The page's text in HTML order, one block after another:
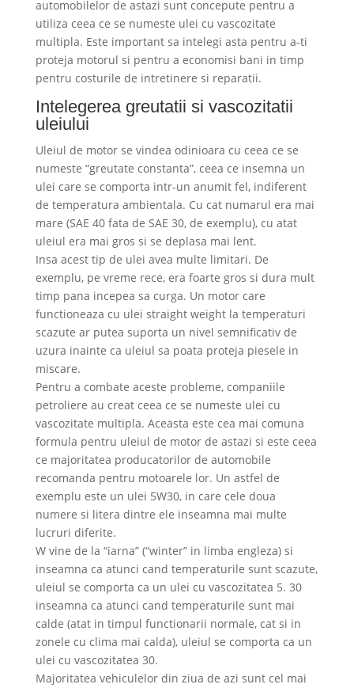
automobilelor de astazi sunt concepute pentru a
utiliza ceea ce se numeste ulei cu vascozitate
multipla. Este important sa intelegi asta pentru a-ti
proteja motorul si pentru a economisi bani in timp
pentru costurile de intretinere si reparatii.
Intelegerea greutatii si vascozitatii
uleiului
Uleiul de motor se vindea odinioara cu ceea ce se
numeste “greutate constanta”, ceea ce insemna un
ulei care se comporta intr-un anumit fel, indiferent
de temperatura ambientala. Cu cat numarul era mai
mare (SAE 40 fata de SAE 30, de exemplu), cu atat
uleiul era mai gros si se deplasa mai lent.
Insa acest tip de ulei avea multe limitari. De
exemplu, pe vreme rece, era foarte gros si dura mult
timp pana incepea sa curga. Un motor care
functioneaza cu ulei straight weight la temperaturi
scazute ar putea suporta un nivel semnificativ de
uzura inainte ca uleiul sa poata proteja piesele in
miscare.
Pentru a combate aceste probleme, companiile
petroliere au creat ceea ce se numeste ulei cu
vascozitate multipla. Aceasta este cea mai comuna
formula pentru uleiul de motor de astazi si este ceea
ce majoritatea producatorilor de automobile
recomanda pentru motoarele lor. Un astfel de
exemplu este un ulei 5W30, in care cele doua
numere si litera dintre ele inseamna mai multe
lucruri diferite.
W vine de la “iarna” (“winter” in limba engleza) si
inseamna ca atunci cand temperaturile sunt scazute,
uleiul se comporta ca un ulei cu vascozitatea 5. 30
inseamna ca atunci cand temperaturile sunt mai
calde (atat in timpul functionarii normale, cat si in
zonele cu clima mai calda), uleiul se comporta ca un
ulei cu vascozitatea 30.
Majoritatea vehiculelor din ziua de azi sunt cel mai